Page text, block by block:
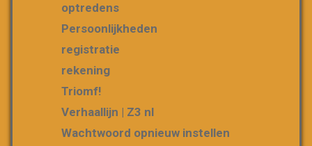
optredens
Persoonlijkheden
registratie
rekening
Triomf!
Verhaallijn | Z3 nl
Wachtwoord opnieuw instellen